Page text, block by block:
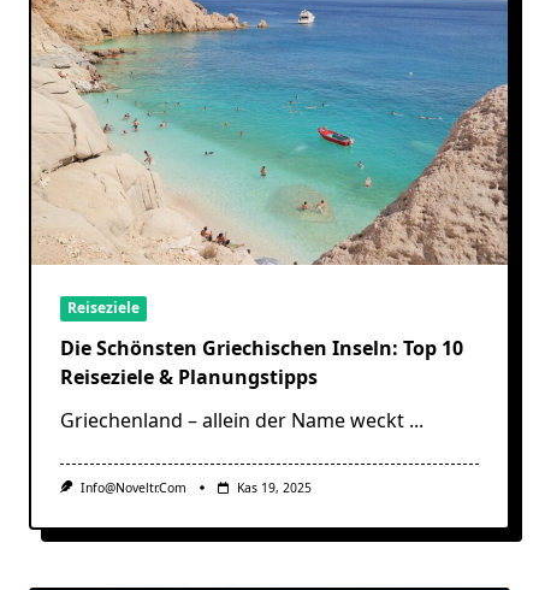
Reiseziele
Die Schönsten Griechischen Inseln: Top 10
Reiseziele & Planungstipps
Griechenland – allein der Name weckt ...
Info@noveltr.com Kas 19, 2025